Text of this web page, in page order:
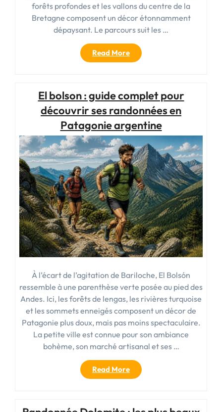
forêts profondes et les vallons du centre de la
Bretagne composent un décor étonnamment
dépaysant. Le parcours suit les …
Read More« Tour
du
Guerlédan
en
2
jours
itinéraire,
étapes
et
conseils
pratiques »
El bolson : guide complet pour
découvrir ses randonnées en
Patagonie argentine
À l’écart de l’agitation de Bariloche, El Bolsón
ressemble à une parenthèse verte posée au pied des
Andes. Ici, les forêts de lengas, les rivières turquoise
et les sommets enneigés composent un décor de
Patagonie plus doux, mais pas moins spectaculaire.
La petite ville est connue pour son ambiance
bohème, son marché artisanal et ses …
Read More« El
bolson